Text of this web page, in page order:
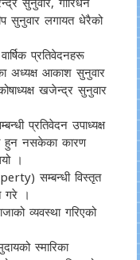
सुनुवार लगायत धेरैको
प्रतिवेदनहरू
अध्यक्ष आकाश सुनुवार
खजेन्द्र सुनुवार
प्रतिवेदन उपाध्यक्ष
हुन नसकेका कारण
।
सम्बन्धी विस्तृत
गरे ।
व्यवस्था गरिएको
स्मारिका